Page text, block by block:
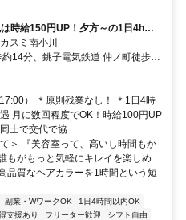
時給150円UP！夕方～の1日4h～
スミ南小川
14分、銚子電気鉄道 仲ノ町徒歩約
観音駅(銚子電気鉄道)15分
） ＊原則残業なし！ ＊1日4時
月に数回程度でOK！時給100円UP
士で交代で協...
＞ 『美容室って、高いし時間もか
がもっと気軽にキレイを楽しめ
品質なヘアカラーを1時間という短
副業・WワークOK
1日4時間以内OK
支援あり フリーター歓迎 シフト自由